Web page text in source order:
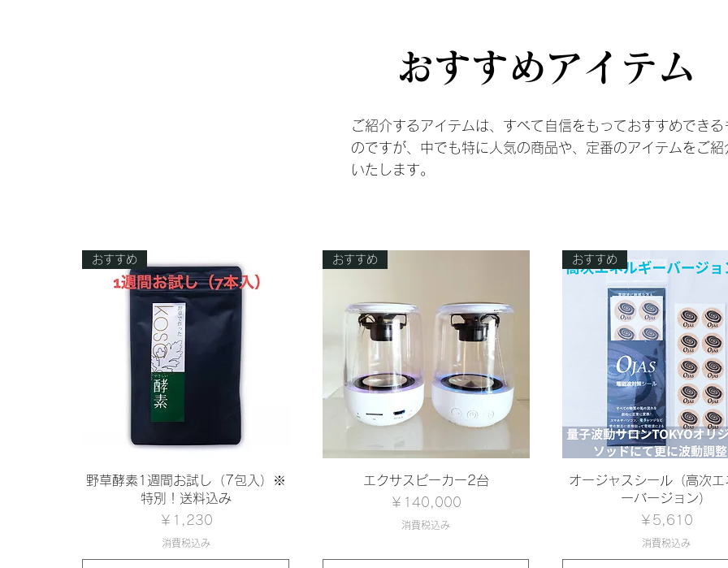
​おすすめアイテム
ご紹介するアイテムは、すべて自信をもっておすすめできる
のですが、中でも特に人気の商品や、定番のアイテムをご紹
いたします。
クイックビュー
おすすめ
野草酵素1週間お試し（7包入）※
特別！送料込み
価格
￥1,230
消費税込み
クイックビュー
おすすめ
エクサスピーカー2台
価格
￥140,000
消費税込み
クイックビュー
おすすめ
オージャスシール（高次エ
ーバージョン）
価格
￥5,610
消費税込み